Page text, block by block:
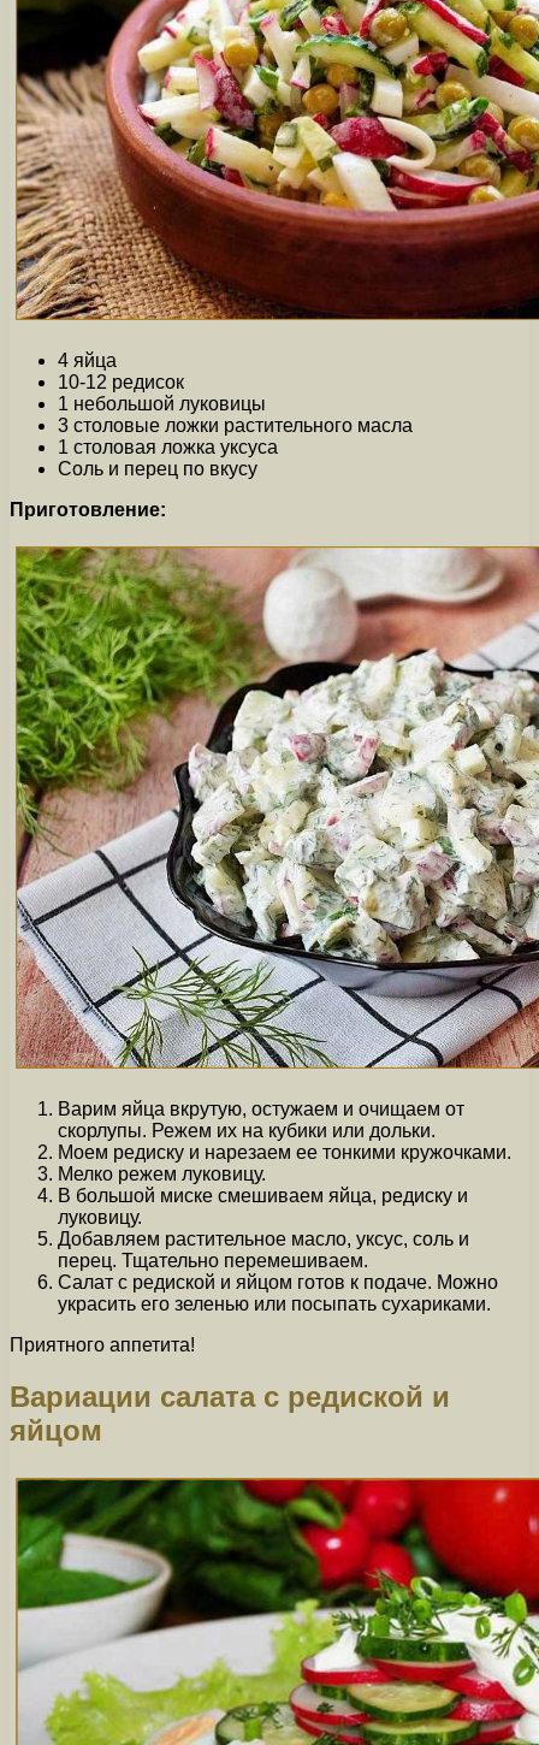
4 яйца
10-12 редисок
1 небольшой луковицы
3 столовые ложки растительного масла
1 столовая ложка уксуса
Соль и перец по вкусу
Приготовление:
Варим яйца вкрутую, остужаем и очищаем от
скорлупы. Режем их на кубики или дольки.
Моем редиску и нарезаем ее тонкими кружочками.
Мелко режем луковицу.
В большой миске смешиваем яйца, редиску и
луковицу.
Добавляем растительное масло, уксус, соль и
перец. Тщательно перемешиваем.
Салат с редиской и яйцом готов к подаче. Можно
украсить его зеленью или посыпать сухариками.
Приятного аппетита!
Вариации салата с редиской и
яйцом